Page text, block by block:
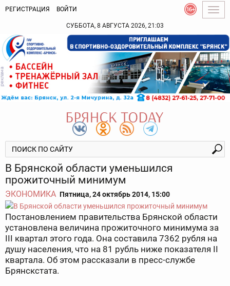
РЕГИСТРАЦИЯ ВОЙТИ
СУББОТА, 8 АВГУСТА 2026, 21:03
В Брянской области уменьшился
прожиточный минимум
ЭКОНОМИКА Пятница, 24 октябрь 2014, 15:00
Постановлением правительства Брянской области
установлена величина прожиточного минимума за
III квартал этого года. Она составила 7362 рубля на
душу населения, что на 81 рубль ниже показателя II
квартала. Об этом рассказали в пресс-службе
Брянскстата.